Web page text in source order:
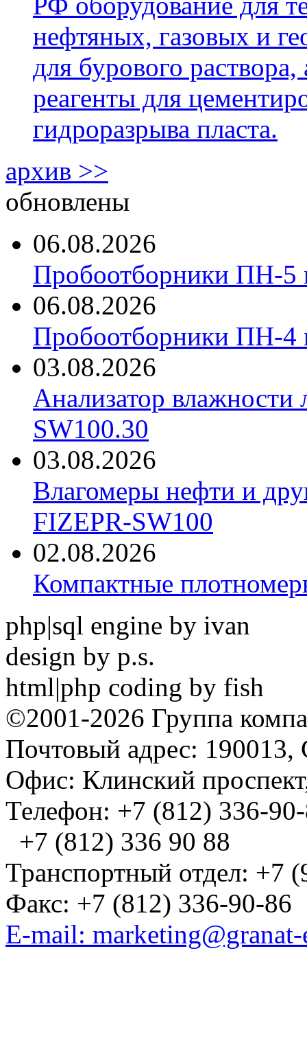
нефтяных, газовых и
для бурового
реагенты для
гидроразрыва пласта.
архив >>
обновлены
06.08.2026
Пробоотборники ПН-
06.08.2026
Пробоотборники ПН-
03.08.2026
Анализатор
SW100.30
03.08.2026
Влагомеры нефти и
FIZEPR-SW100
02.08.2026
Компактные
php|sql engine by ivan
design by p.s.
html|php coding by fish
©2001-2026 Группа
Почтовый адрес: 190013,
Офис: Клинский
Телефон: +7 (812) 336-
+7 (812) 336 90 88
Транспортный отдел: +7
Факс: +7 (812) 336-90-86
E-mail: